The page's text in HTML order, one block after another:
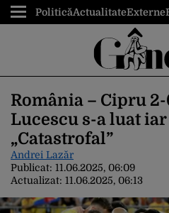
PoliticăActualitateExterne
România – Cipru
Lucescu s-a luat
„Catastrofal”
Andrei Lazăr
Publicat: 11.06.2025, 06:09
Actualizat: 11.06.2025, 06:13